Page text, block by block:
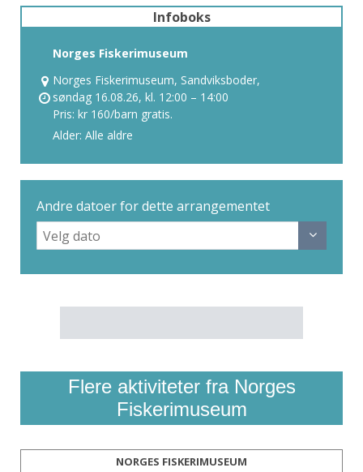
Infoboks
Norges Fiskerimuseum
Norges Fiskerimuseum, Sandviksboder,
søndag 16.08.26, kl. 12:00 – 14:00
Pris: kr 160/barn gratis.
Alder: Alle aldre
Andre datoer for dette arrangementet
Flere aktiviteter fra Norges
Fiskerimuseum
NORGES FISKERIMUSEUM